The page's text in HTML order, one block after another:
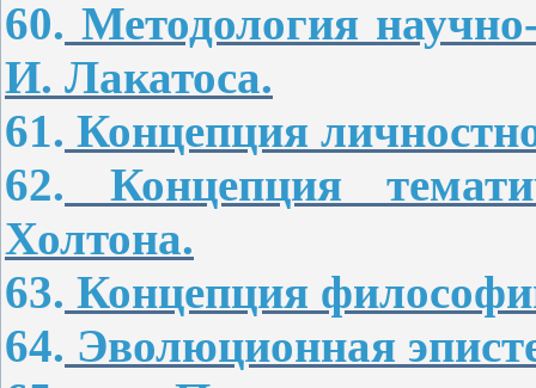
60. Методология
И. Лакатоса.
61. Концепция
62. Концепция
Холтона.
63. Концепция
64. Эволюционная